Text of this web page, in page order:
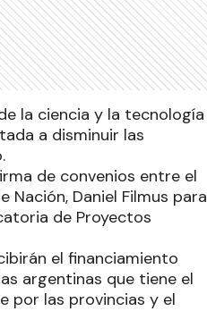
la ciencia y la tecnología
a disminuir las
de convenios entre el
Daniel Filmus para
de Proyectos
el financiamiento
argentinas que tiene el
por las provincias y el